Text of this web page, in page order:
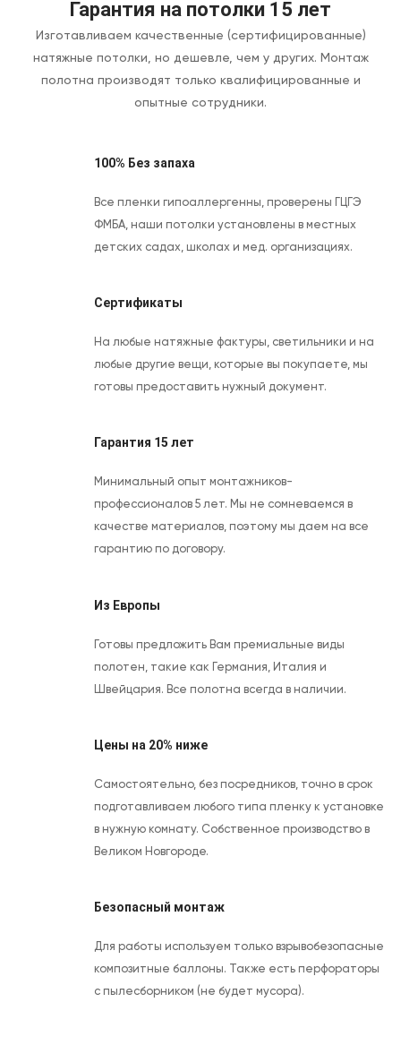
Гарантия на потолки 15 лет
Изготавливаем качественные (сертифицированные)
натяжные потолки, но дешевле, чем у других. Монтаж
полотна производят только квалифицированные и
опытные сотрудники.
100% Без запаха
Все пленки гипоаллергенны, проверены ГЦГЭ
ФМБА, наши потолки установлены в местных
детских садах, школах и мед. организациях.
Сертификаты
На любые натяжные фактуры, светильники и на
любые другие вещи, которые вы покупаете, мы
готовы предоставить нужный документ.
Гарантия 15 лет
Минимальный опыт монтажников-
профессионалов 5 лет. Мы не сомневаемся в
качестве материалов, поэтому мы даем на все
гарантию по договору.
Из Европы
Готовы предложить Вам премиальные виды
полотен, такие как Германия, Италия и
Швейцария. Все полотна всегда в наличии.
Цены на 20% ниже
Самостоятельно, без посредников, точно в срок
подготавливаем любого типа пленку к установке
в нужную комнату. Собственное производство в
Великом Новгороде.
Безопасный монтаж
Для работы используем только взрывобезопасные
композитные баллоны. Также есть перфораторы
с пылесборником (не будет мусора).